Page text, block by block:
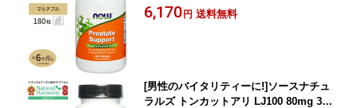
トサポート（ノコギリヤシ＆ネトル＆亜
鉛配合） 180粒 NOW Foods(ナウフー
6,170円 送料無料
[男性のバイタリティーに!]ソースナチュ
ラルズ トンカットアリ LJ100 80mg 30